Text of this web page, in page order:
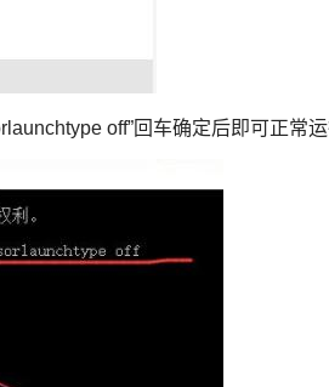
off”回车确定后即可正常运